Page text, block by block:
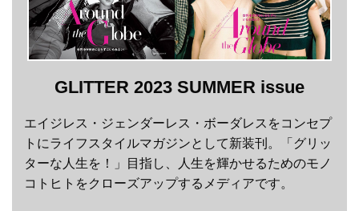
GLITTER 2023 SUMMER issue
エイジレス・ジェンダーレス・ボーダレスをコンセプ
トにライフスタイルマガジンとして新装刊。「グリッ
ターな人生を！」目指し、人生を輝かせるためのモノ
コトヒトをクローズアップするメディアです。